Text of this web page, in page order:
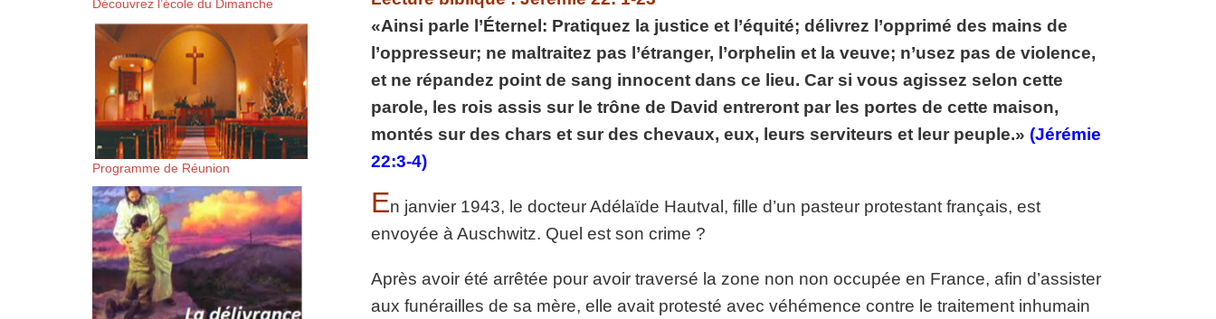
volume.
suis-sans-rien-a-moi.mp3 http://www.lafoiapostolique.org/wp-
content/uploads/2018/06/Es-tu-lasse-rempli-de-tritesse.mp3
Découvrez l’école du Dimanche
Programme de Réunion
«Ainsi parle l’Éternel: Pratiquez la justice et l’équité; délivrez l’opprimé des mains de
l’oppresseur; ne maltraitez pas l’étranger, l’orphelin et la veuve; n’usez pas de violence,
et ne répandez point de sang innocent dans ce lieu. Car si vous agissez selon cette
parole, les rois assis sur le trône de David entreront par les portes de cette maison,
montés sur des chars et sur des chevaux, eux, leurs serviteurs et leur peuple.» (Jérémie
22:3-4)
En janvier 1943, le docteur Adélaïde Hautval, fille d’un pasteur protestant français, est
envoyée à Auschwitz. Quel est son crime ?
Après avoir été arrêtée pour avoir traversé la zone non non occupée en France, afin d’assister
aux funérailles de sa mère, elle avait protesté avec véhémence contre le traitement inhumain